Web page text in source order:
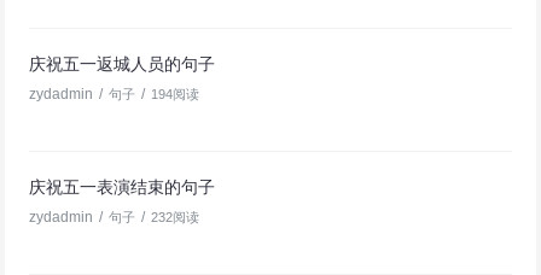
庆祝五一返城人员的句子
zydadmin / 句子 / 194阅读
庆祝五一表演结束的句子
zydadmin / 句子 / 232阅读